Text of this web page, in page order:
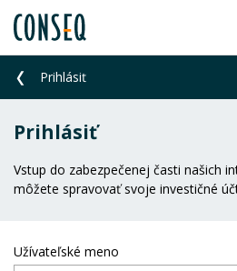
Prihlásiť
Prihlásiť
Vstup do zabezpečenej časti našich
môžete spravovať svoje investičné
Užívateľské meno